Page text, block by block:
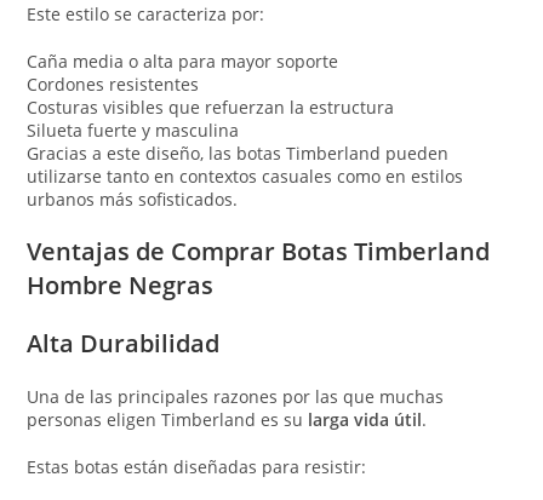
Este estilo se caracteriza por:
Caña media o alta para mayor soporte
Cordones resistentes
Costuras visibles que refuerzan la estructura
Silueta fuerte y masculina
Gracias a este diseño, las botas Timberland pueden
utilizarse tanto en contextos casuales como en estilos
urbanos más sofisticados.
Ventajas de Comprar Botas Timberland
Hombre Negras
Alta Durabilidad
Una de las principales razones por las que muchas
personas eligen Timberland es su larga vida útil.
Estas botas están diseñadas para resistir: